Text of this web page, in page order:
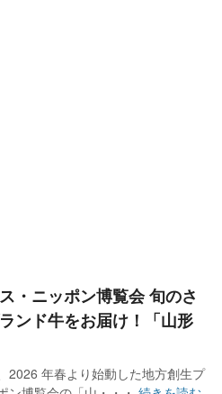
・ニッポン博覧会 旬のさ
ンド牛をお届け！「山形
2026 年春より始動した地方創生プ